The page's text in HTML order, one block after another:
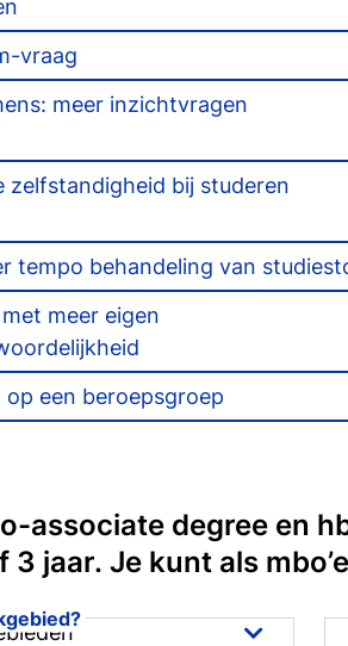
vraag
meer inzichtvragen
zelfstandigheid bij studeren
tempo behandeling van
meer eigen
op een beroepsgroep
associate degree en
jaar. Je kunt als